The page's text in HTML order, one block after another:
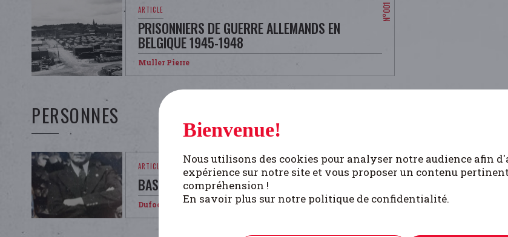
PRISONNIERS DE GUERRE ALLEMANDS EN
BELGIQUE 1945-1948
Muller Pierre
PERSONNES
BASTIJNS RICHARD
Dufoor Bjorn
Bienvenue!
Nous utilisons des cookies pour analyser notre audience afin
expérience sur notre site et vous proposer un contenu
compréhension !
En savoir plus sur notre politique de confidentialité.